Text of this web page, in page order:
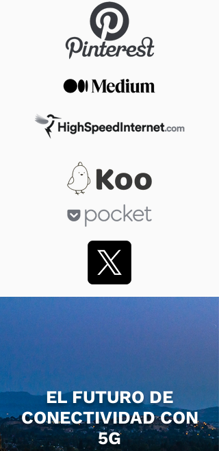
EL FUTURO DE
CONECTIVIDAD CON
5G